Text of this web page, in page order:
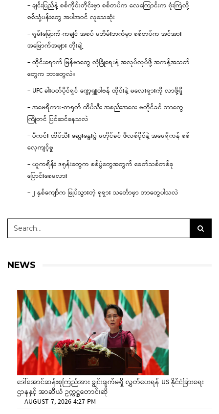
– ချင်းပြည်နဲ့ စစ်ကိုင်းတိုင်းမှာ စစ်တပ်က လေကြောင်းက ဗုံးကြဲလို့
စစ်သုံ့ပန်းတွေ အပါအဝင် လူသေဆုံး
– ရှမ်းမြောက်-ကချင် အစပ် မဘိမ်းဘက်မှာ စစ်တပ်က အင်အား
အမြောက်အများ တိုးချဲ့
– ထိုင်းရောက် မြန်မာတွေ လုံခြုံရေးနဲ့ အလုပ်လုပ်ဖို့ အကန့်အသတ်
တွေက ဘာတွေလဲ။
– UFC ခါးပတ်ပိုင်ရှင် ဂျော့ရှူဝါဗန် ထိုင်းနဲ့ မလေးရှားကို လာဖို့ရှိ
– အမေရိကား-တရုတ် ထိပ်သီး အစည်းအဝေး မတိုင်ခင် ဘာတွေ
ကြိုတင် ပြင်ဆင်နေသလဲ
– ပီကင်း ထိပ်သီး ဆွေးနွေးပွဲ မတိုင်ခင် ဖိလစ်ပိုင်နဲ့ အမေရိကန် စစ်
လေ့ကျင့်မှု
– ယူကရိန်း ဒရုန်းတွေက စစ်ပွဲတွေအတွက် ခေတ်သစ်တစ်ခု
ပြောင်းစေမလား
– ၂ နှစ်ကျော်က မြုပ်သွားတဲ့ ရုရှား သင်္ဘောမှာ ဘာတွေပါသလဲ
NEWS
ဒေါ်အောင်ဆန်းစုကြည်အား ချွင်းချက်မရှိ လွှတ်ပေးရန် US နိုင်ငံခြားရေး
ဌာနနှင့် အာဆီယံ ဥက္ကဋ္ဌတောင်းဆို
—AUGUST 7, 2026 4:27 PM